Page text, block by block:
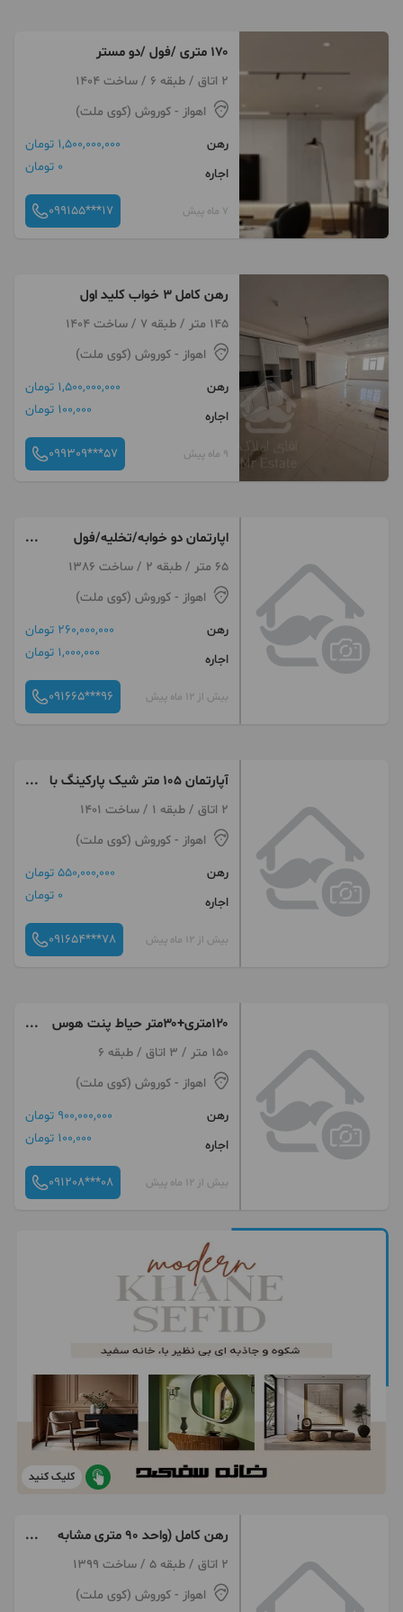
۱۷۰ متری /فول /دو مستر
2 اتاق / طبقه 6 / ساخت 1404
اهواز - کوروش (کوی ملت)
رهن
1,500,000,000 تومان
اجاره
0 تومان
7 ماه پیش 099155***17
رهن کامل ۳ خواب کلید اول
145 متر / طبقه 7 / ساخت 1404
اهواز - کوروش (کوی ملت)
رهن
1,500,000,000 تومان
اجاره
100,000 تومان
9 ماه پیش 099309***57
اپارتمان دو خوابه/تخلیه/فول
بازسازی
65 متر / طبقه 2 / ساخت 1386
اهواز - کوروش (کوی ملت)
رهن
260,000,000 تومان
اجاره
1,000,000 تومان
بیش از 12 ماه پیش 091665***96
آپارتمان ۱۰۵ متر شیک پارکینگ با
جای دو ماشین
2 اتاق / طبقه 1 / ساخت 1401
اهواز - کوروش (کوی ملت)
رهن
550,000,000 تومان
اجاره
0 تومان
بیش از 12 ماه پیش 091654***78
۱۲۰متری+۳۰متر حیاط پنت هوس
+ قلب اقبال150 متر / 3 اتاق / طبقه 6
اهواز - کوروش (کوی ملت)
رهن
900,000,000 تومان
اجاره
100,000 تومان
بیش از 12 ماه پیش 091208***08
کلیک کنید
رهن کامل (واحد ۹۰ متری مشابه
کلید اول)زیتون
2 اتاق / طبقه 5 / ساخت 1399
اهواز - کوروش (کوی ملت)